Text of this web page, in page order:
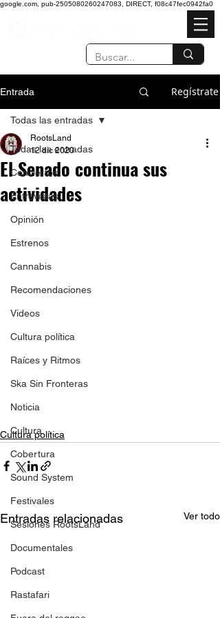
google.com, pub-2505080260247083, DIRECT, f08c47fec0942fa0
Entrada Regístrate
Todas las entradas
Conciertos
Entrevistas
Opinión
Estrenos
Cannabis
Recomendaciones
Videos
Cultura política
Raíces y Ritmos
Ska Sin Fronteras
Noticia
Cultura
Cobertura
Sound System
Festivales
Sesiones RootsLand
Documentales
Podcast
Rastafari
Todas las entradas
El Senado continua sus
actividades
RootsLand
12 dic 2020
Cultura política
Entradas relacionadas Ver todo